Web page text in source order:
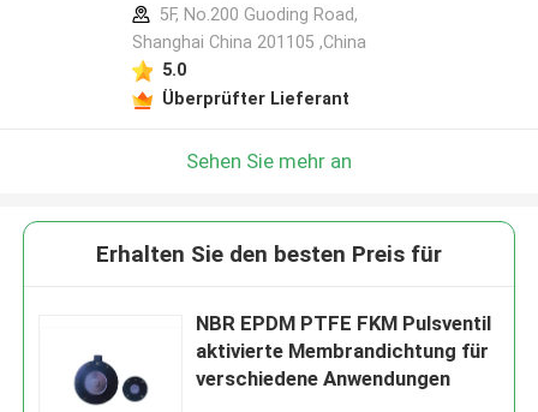
5F, No.200 Guoding Road,
Shanghai China 201105 ,China
5.0
Überprüfter Lieferant
Sehen Sie mehr an
Erhalten Sie den besten Preis für
NBR EPDM PTFE FKM Pulsventil
aktivierte Membrandichtung für
verschiedene Anwendungen